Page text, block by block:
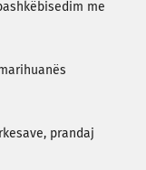
me
prandaj